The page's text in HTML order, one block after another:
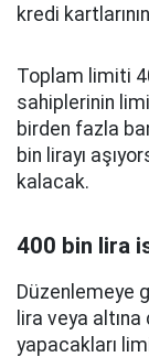
kredi
Toplam limiti
sahiplerinin
birden fazla
bin lirayı
kalacak.
400 bin lira
Düzenlemeye
lira veya
yapacakları